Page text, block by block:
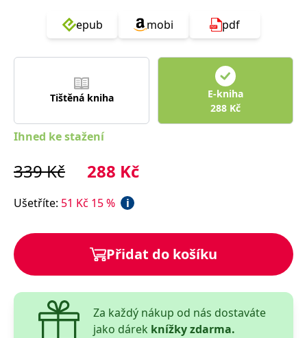
epub mobi pdf
Tištěná kniha
E-kniha
288 Kč
Ihned ke stažení
339Kč 288 Kč
Ušetříte: 51 Kč 15% i
Přidat do košíku
Za každý nákup od nás dostaváte
jako dárek knížky zdarma.